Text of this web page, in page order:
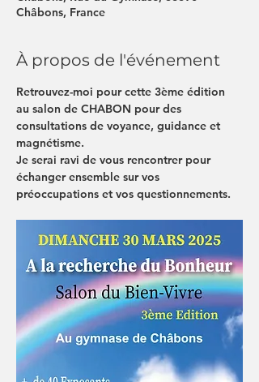
Châbons, France
À propos de l'événement
Retrouvez-moi pour cette 3ème édition
au salon de CHABON pour des
consultations de voyance, guidance et
magnétisme.
Je serai ravi de vous rencontrer pour
échanger ensemble sur vos
préoccupations et vos questionnements.